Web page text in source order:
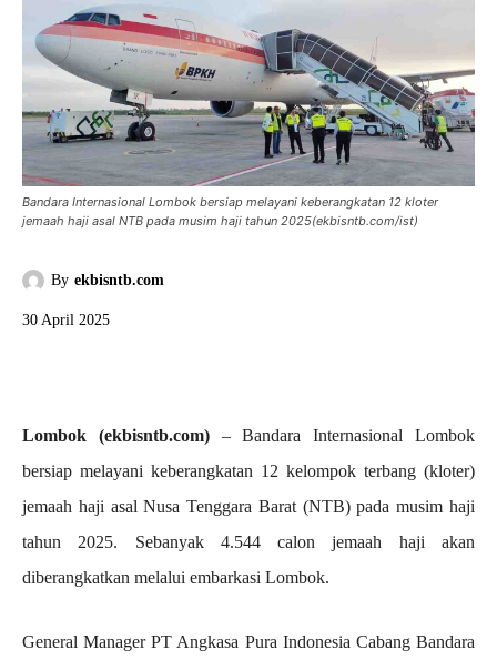
Bandara Internasional Lombok bersiap melayani keberangkatan 12 kloter
jemaah haji asal NTB pada musim haji tahun 2025(ekbisntb.com/ist)
By ekbisntb.com
30 April 2025
Lombok (ekbisntb.com)– Bandara Internasional Lombok
bersiap melayani keberangkatan 12 kelompok terbang (kloter)
jemaah haji asal Nusa Tenggara Barat (NTB) pada musim haji
tahun 2025. Sebanyak 4.544 calon jemaah haji akan
diberangkatkan melalui embarkasi Lombok.
General Manager PT Angkasa Pura Indonesia Cabang Bandara